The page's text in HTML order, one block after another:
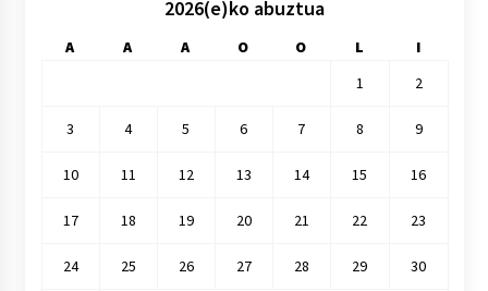
2026(e)ko abuztua
A A A O O L
I
1
2
3 4 5 6 7 8 9
10 11 12 13 14 15 16
17 18 19 20 21 22 23
24 25 26 27 28 29 30